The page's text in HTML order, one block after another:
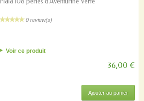
0 review(s)
Voir ce produit
36,00 €
Ajouter au panier